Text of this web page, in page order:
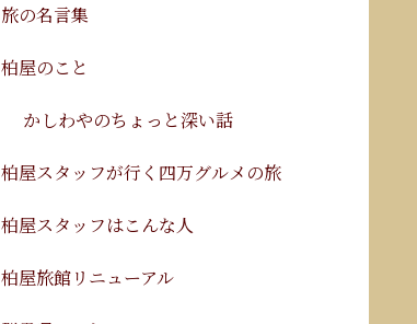
旅の名言集
柏屋のこと
かしわやのちょっと深い話
柏屋スタッフが行く四万グルメの旅
柏屋スタッフはこんな人
柏屋旅館リニューアル